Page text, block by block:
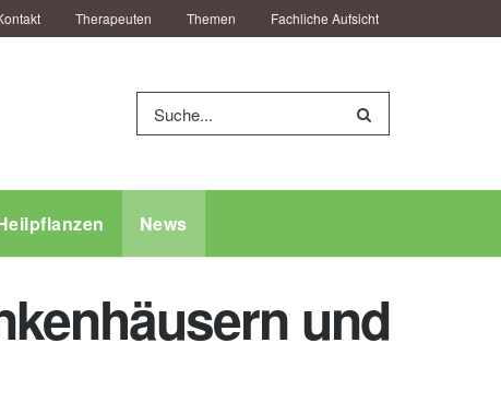
Therapeuten Themen Fachliche Aufsicht
News
und